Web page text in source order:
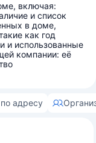
включая:
и список
в доме,
как год
и использованные
компании: её
адресу